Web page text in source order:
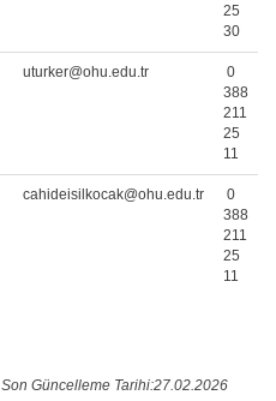
25
30
uturker@ohu.edu.tr
0
388
211
25
11
cahideisilkocak@ohu.edu.tr
0
388
211
25
11
Son Güncelleme Tarihi:27.02.2026